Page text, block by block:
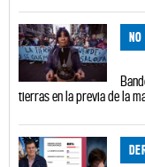
NO
tierras en la previa de la